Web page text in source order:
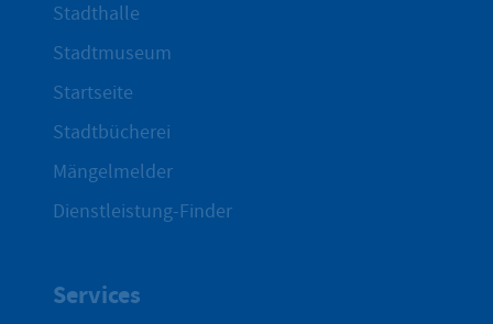
Stadthalle
Stadtmuseum
Startseite
Stadtbücherei
Mängelmelder
Dienstleistung-Finder
Services